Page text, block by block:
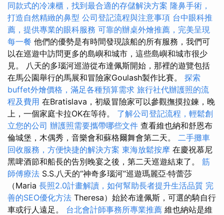
同款式的冷凍櫃，找到最合適的存儲解決方案 隆鼻手術，
打造自然精緻的鼻型 公司登記流程與注意事項 台中眼科推
薦，提供專業的眼科服務 可靠的辦桌外燴推薦，完美呈現
每一餐 他們的優勢是有時間發現該船的所有服務，我們可
以在巡遊中訪問更多的島嶼和城市，這些島嶼和城市很少
見。 八天的多瑙河巡游從布達佩斯開始，那裡的遊覽包括
在馬公園舉行的馬展和冒險家Goulash製作比賽。 探索
buffet外燴價格，滿足各種預算需求 旅行社代辦護照的流
程及費用 在Bratislava，初級冒險家可以參觀撫摸拉鍊，晚
上，一個家庭卡拉OK在等待。 了解公司登記流程，輕鬆創
立您的公司 辦護照需要攜帶哪些文件 查看維也納和舒恩布
倫城堡，木偶秀，音樂會和蘇格爾舞會第二天。 二手攤車
回收服務，方便快捷的解決方案 東海放鬆按摩 在慶祝慕尼
黑啤酒節和船長的告別晚宴之後，第二天巡遊結束了。 筋
師傅療法 S.S.八天的“神奇多瑙河”巡遊瑪麗亞·特蕾莎
（Maria 長照2.0計畫解讀，如何幫助長者提升生活品質 完
善的SEO優化方法 Theresa）始於布達佩斯，可選的騎自行
車或行人遠足。 台北會計師事務所專業推薦 維也納站是維